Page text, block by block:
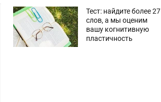
Тест: найдите более 27
слов, а мы оценим
вашу когнитивную
пластичность